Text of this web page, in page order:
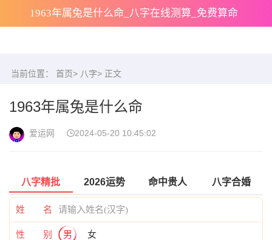
1963年属兔是什么命_八字在线测算_免费算命
当前位置： 首页> 八字> 正文
1963年属兔是什么命
爱运网 2024-05-20 10:45:02
八字精批 2026运势 命中贵人 八字合婚
姓 名
性 别 男 女